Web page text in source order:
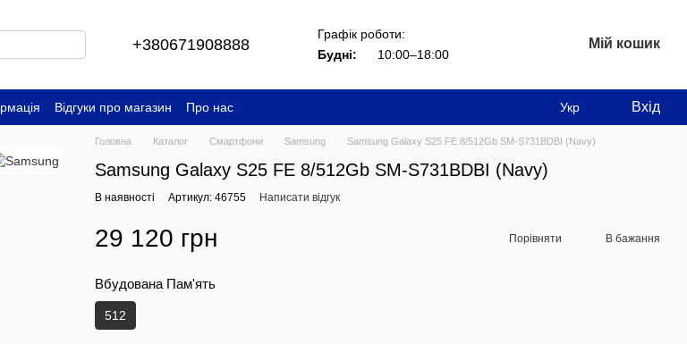
+380671908888
Графік роботи:
Будні:
10:00–18:00
Мій кошик
Відгуки про магазин Про нас Укр Вхід
Головна Каталог Смартфони Samsung Samsung Galaxy S25 FE 8/512Gb SM-S731BDBI (Navy)
Samsung Galaxy S25 FE 8/512Gb SM-S731BDBI (Navy)
В наявності Артикул: 46755 Написати відгук
29 120 грн Порівняти В бажання
Вбудована Пам'ять
512